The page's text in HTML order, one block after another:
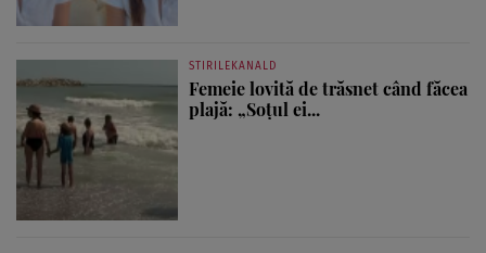
STIRILEKANALD
Femeie lovită de trăsnet când făcea
plajă: „Soțul ei...